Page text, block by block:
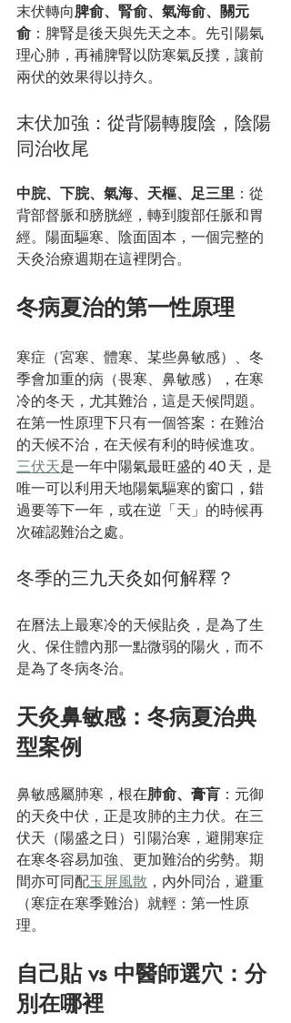
末伏轉向脾俞、腎俞、氣海俞、關元
俞：脾腎是後天與先天之本。先引陽氣
理心肺，再補脾腎以防寒氣反撲，讓前
兩伏的效果得以持久。
末伏加強：從背陽轉腹陰，陰陽
同治收尾
中脘、下脘、氣海、天樞、足三里 ：從
背部督脈和膀胱經，轉到腹部任脈和胃
經。陽面驅寒、陰面固本，一個完整的
天灸治療週期在這裡閉合。
冬病夏治的第一性原理
寒症（宮寒、體寒、某些鼻敏感）、冬
季會加重的病（畏寒、鼻敏感），在寒
冷的冬天，尤其難治，這是天候問題。
在第一性原理下只有一個答案：在難治
的天候不治，在天候有利的時候進攻。
三伏天是一年中陽氣最旺盛的 40 天，是
唯一可以利用天地陽氣驅寒的窗口，錯
過要等下一年，或在逆「天」的時候再
次確認難治之處。
冬季的三九天灸如何解釋？
在曆法上最寒冷的天候貼灸，是為了生
火、保住體內那一點微弱的陽火，而不
是為了冬病冬治。
天灸鼻敏感：冬病夏治典
型案例
鼻敏感屬肺寒，根在肺俞、膏肓 ：元御
的天灸中伏，正是攻肺的主力伏。在三
伏天（陽盛之日）引陽治寒，避開寒症
在寒冬容易加強、更加難治的劣勢。期
間亦可同配玉屏風散 ，內外同治，避重
（寒症在寒季難治）就輕：第一性原
理。
自己貼 vs 中醫師選穴：分
別在哪裡